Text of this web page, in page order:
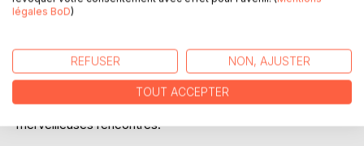
DESCRIPTION
Nahia est un jeune oiseau qui n'est pas très aimé par ses
frères et soeurs. Ils l'appelle "le froussard". Mais un jour,
pour leur prouver qu'ils ont tord, il va se lancer dans une
aventure extraordinaire durant laquelle il va faire de
merveilleuses rencontres.
légales BoD)
REFUSER NON, AJUSTER
TOUT ACCEPTER